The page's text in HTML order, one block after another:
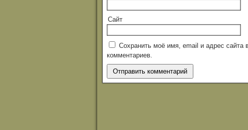
Сайт
Сохранить моё имя, email и адрес
комментариев.